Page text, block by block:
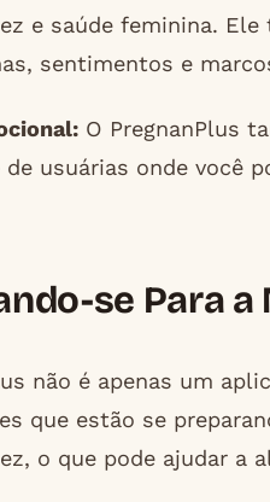
e saúde feminina.
sentimentos e
O PregnanPlus
de usuárias onde você
se Para
não é apenas um
que estão se
o que pode ajudar a